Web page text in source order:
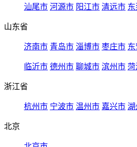
汕尾市 河源市 阳江市 清远市
山东省
济南市 青岛市 淄博市 枣庄市
临沂市 德州市 聊城市 滨州市 菏
浙江省
杭州市 宁波市 温州市 嘉兴市 湖
北京